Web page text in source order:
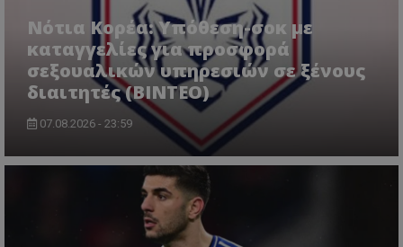
Νότια Κορέα: Υπόθεση-σοκ με
καταγγελίες για προσφορά
σεξουαλικών υπηρεσιών σε ξένους
διαιτητές (BINTEO)
07.08.2026 - 23:59